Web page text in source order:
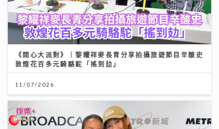
《開心大派對》｜黎耀祥麥長青分享拍攝旅遊節目辛酸史
敦煌花百多元騎駱駝「搖到攰」
11/07/2026